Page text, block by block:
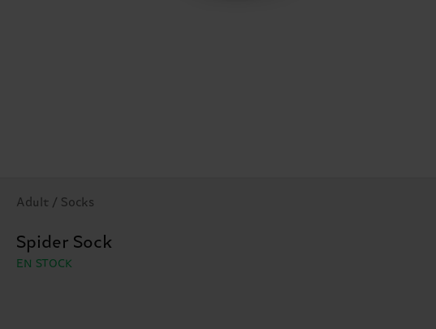
Adult / Socks
Spider Sock
EN STOCK